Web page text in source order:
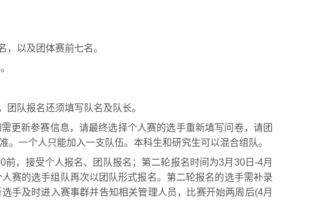
，以及团体赛前七名。
队报名还须填写队名及队长。
更新参赛信息，请最终选择个人赛的选手重新填写问卷，请团
一个人只能加入一支队伍。本科生和研究生可以混合组队。
，接受个人报名、团队报名；第二轮报名时间为3月30日-4月
赛的选手组队再次以团队形式报名。第二轮报名的选手需补录
手及时进入赛事群并告知相关管理人员，比赛开始两周后(4月